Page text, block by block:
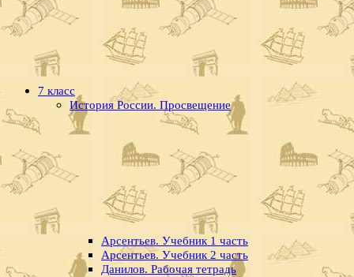
7 класс
История России. Просвещение
Арсентьев. Учебник 1 часть
Арсентьев. Учебник 2 часть
Данилов. Рабочая тетрадь